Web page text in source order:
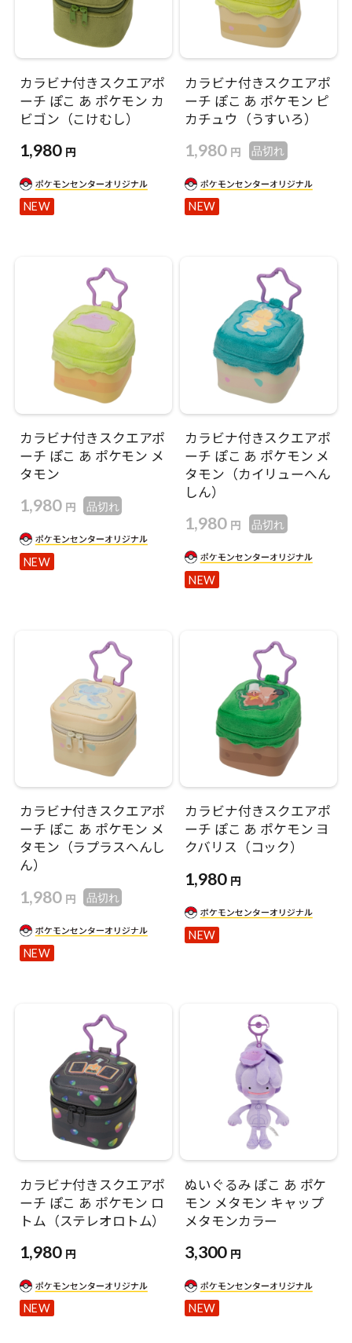
カラビナ付きスクエアポ
ーチ ぽこ あ ポケモン カ
ビゴン（こけむし）
1,980 円
NEW
カラビナ付きスクエアポ
ーチ ぽこ あ ポケモン ピ
カチュウ（うすいろ）
1,980 円 品切れ
NEW
カラビナ付きスクエアポ
ーチ ぽこ あ ポケモン メ
タモン
1,980 円 品切れ
NEW
カラビナ付きスクエアポ
ーチ ぽこ あ ポケモン メ
タモン（カイリューへん
しん）
1,980 円 品切れ
NEW
カラビナ付きスクエアポ
ーチ ぽこ あ ポケモン メ
タモン（ラプラスへんし
ん）
1,980 円 品切れ
NEW
カラビナ付きスクエアポ
ーチ ぽこ あ ポケモン ヨ
クバリス（コック）
1,980 円
NEW
カラビナ付きスクエアポ
ーチ ぽこ あ ポケモン ロ
トム（ステレオロトム）
1,980 円
NEW
ぬいぐるみ ぽこ あ ポケ
モン メタモン キャップ
メタモンカラー
3,300 円
NEW